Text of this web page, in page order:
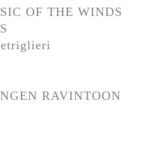
OF THE WINDS
RAVINTOON